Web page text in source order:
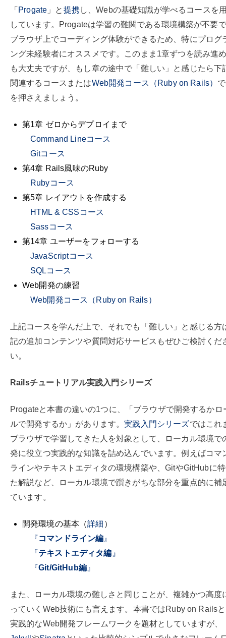
「 Progate 」と 提携し、Webの基礎知識が学べるコースを
しています。Progateは学習の難関である環境構築が不要
ブラウザ上でコーディング体験ができるため、特にプログ
ング未経験者にオススメです。このまま1章ずつを読み進
も大丈夫ですが、もし章の途中で「難しい」と感じたら下
関連するコースまたはWeb開発コース（Ruby on Rails）
を押さえましょう。
第1章 ゼロからデプロイまで
Command Lineコース
Gitコース
第4章 Rails風味のRuby
Rubyコース
第5章 レイアウトを作成する
HTML & CSSコース
Sassコース
第14章 ユーザーをフォローする
JavaScriptコース
SQLコース
Web開発の練習
Web開発コース（Ruby on Rails）
上記コースを学んだ上で、それでも「難しい」と感じる方
記の追加コンテンツや質問対応サービスもぜひご検討くだ
い。
Railsチュートリアル実践入門シリーズ
Progateと本書の違いの1つに、「ブラウザで開発するかロ
ルで開発するか」があります。実践入門シリーズではこれ
ブラウザで学習してきた人を対象として、ローカル環境で
発に役立つ実践的な知識を詰め込んでいます。例えばコマ
ラインやテキストエディタの環境構築や、GitやGitHubに
た解説など、ローカル環境で躓きがちな部分を重点的に補
ています。
開発環境の基本（詳細 ）
『コマンドライン編 』
『テキストエディタ編 』
『Git/GitHub編』
また、ローカル環境の難しさと同じことが、複雑かつ高度
っていくWeb技術にも言えます。本書ではRuby on Rails
実践的なWeb開発フレームワークを題材としていますが、